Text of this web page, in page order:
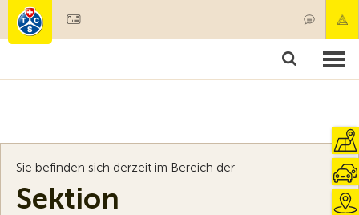
Mitgliedschaft & Leistungen
Sie befinden sich derzeit im Bereich der
Sektion